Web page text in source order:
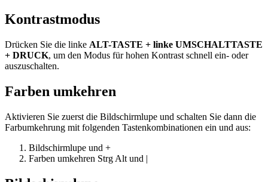
Kontrastmodus
Drücken Sie die linke ALT-TASTE + linke UMSCHALTTASTE
+ DRUCK, um den Modus für hohen Kontrast schnell ein- oder
auszuschalten.
Farben umkehren
Aktivieren Sie zuerst die Bildschirmlupe und schalten Sie dann die
Farbumkehrung mit folgenden Tastenkombinationen ein und aus:
Bildschirmlupe und +
Farben umkehren Strg Alt und |